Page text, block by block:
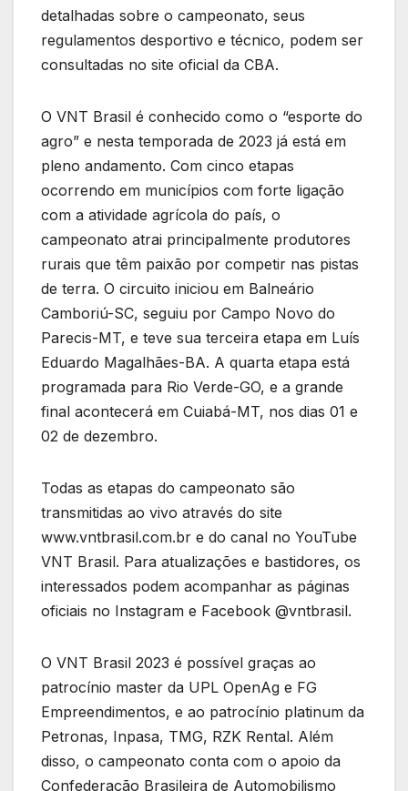
detalhadas sobre o campeonato, seus
regulamentos desportivo e técnico, podem ser
consultadas no site oficial da CBA.
O VNT Brasil é conhecido como o “esporte do
agro” e nesta temporada de 2023 já está em
pleno andamento. Com cinco etapas
ocorrendo em municípios com forte ligação
com a atividade agrícola do país, o
campeonato atrai principalmente produtores
rurais que têm paixão por competir nas pistas
de terra. O circuito iniciou em Balneário
Camboriú-SC, seguiu por Campo Novo do
Parecis-MT, e teve sua terceira etapa em Luís
Eduardo Magalhães-BA. A quarta etapa está
programada para Rio Verde-GO, e a grande
final acontecerá em Cuiabá-MT, nos dias 01 e
02 de dezembro.
Todas as etapas do campeonato são
transmitidas ao vivo através do site
www.vntbrasil.com.br e do canal no YouTube
VNT Brasil. Para atualizações e bastidores, os
interessados podem acompanhar as páginas
oficiais no Instagram e Facebook @vntbrasil.
O VNT Brasil 2023 é possível graças ao
patrocínio master da UPL OpenAg e FG
Empreendimentos, e ao patrocínio platinum da
Petronas, Inpasa, TMG, RZK Rental. Além
disso, o campeonato conta com o apoio da
Confederação Brasileira de Automobilismo